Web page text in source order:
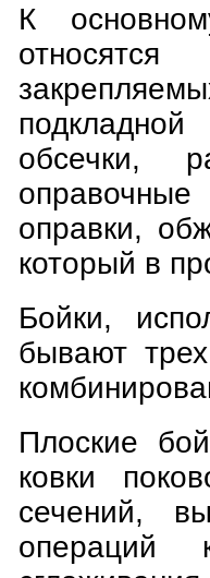
К
обсечки,
оправки,
который в
Бойки,
бывают
Плоские
ковки
сечений,